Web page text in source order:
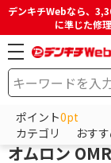
デンキチWebなら、
に準じた修
ポイント0pt
カテゴリ
おす
HOME 商品一覧
オムロン
オムロン